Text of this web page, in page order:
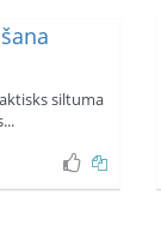
siltuma